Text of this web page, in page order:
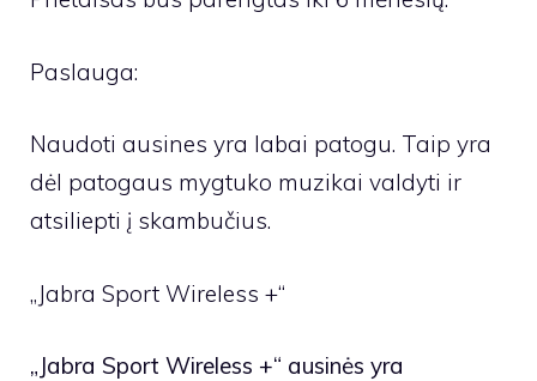
Paslauga:
Naudoti ausines yra labai patogu. Taip yra
dėl patogaus mygtuko muzikai valdyti ir
atsiliepti į skambučius.
„Jabra Sport Wireless +“
„Jabra Sport Wireless +“ ausinės yra